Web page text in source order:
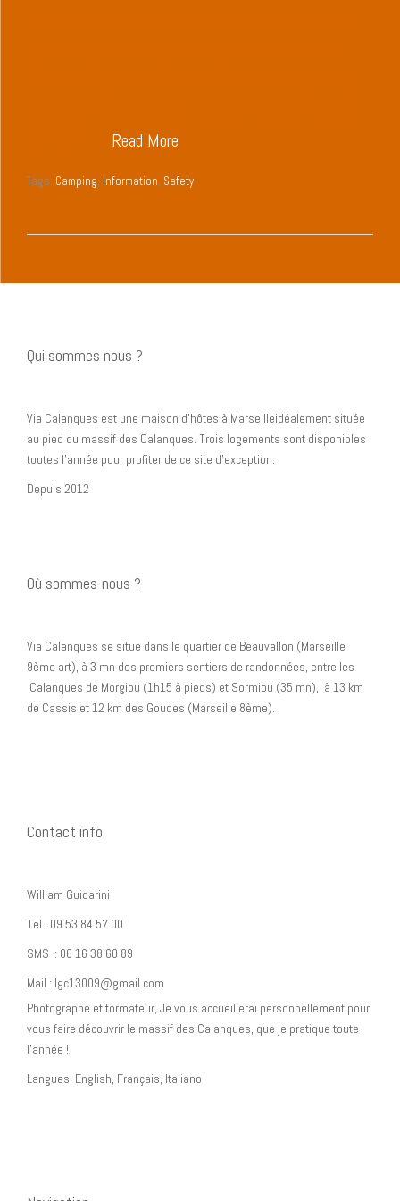
Read More
Tags: Camping, Information, Safety
Qui sommes nous ?
Via Calanques est une maison d’hôtes à Marseilleidéalement située
au pied du massif des Calanques. Trois logements sont disponibles
toutes l’année pour profiter de ce site d’exception.
Depuis 2012
Où sommes-nous ?
Via Calanques se situe dans le quartier de Beauvallon (Marseille
9ème art), à 3 mn des premiers sentiers de randonnées, entre les
Calanques de Morgiou (1h15 à pieds) et Sormiou (35 mn), à 13 km
de Cassis et 12 km des Goudes (Marseille 8ème).
Contact info
William Guidarini
Tel : 09 53 84 57 00
SMS : 06 16 38 60 89
Mail : lgc13009@gmail.com
Photographe et formateur, Je vous accueillerai personnellement pour
vous faire découvrir le massif des Calanques, que je pratique toute
l’année !
Langues: English, Français, Italiano